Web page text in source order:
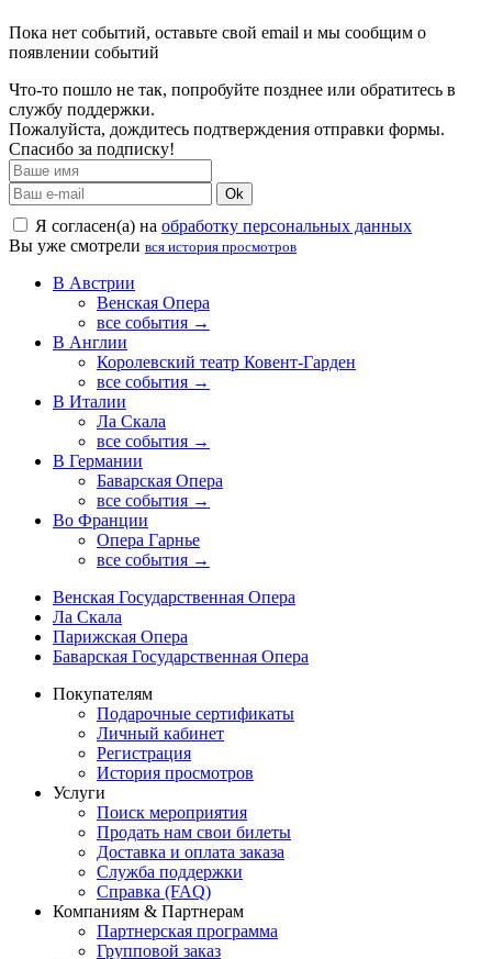
Пока нет событий, оставьте свой email и мы сообщим о
появлении событий
Что-то пошло не так, попробуйте позднее или обратитесь в
службу поддержки.
Пожалуйста, дождитесь подтверждения отправки формы.
Спасибо за подписку!
Ok
Я согласен(а) на обработку персональных данных
Вы уже смотрели вся история просмотров
В Австрии
Венская Опера
все события →
В Англии
Королевский театр Ковент-Гарден
все события →
В Италии
Ла Скала
все события →
В Германии
Баварская Опера
все события →
Во Франции
Опера Гарнье
все события →
Венская Государственная Опера
Ла Скала
Парижская Опера
Баварская Государственная Опера
Покупателям
Подарочные сертификаты
Личный кабинет
Регистрация
История просмотров
Услуги
Поиск мероприятия
Продать нам свои билеты
Доставка и оплата заказа
Служба поддержки
Справка (FAQ)
Компаниям & Партнерам
Партнерская программа
Групповой заказ